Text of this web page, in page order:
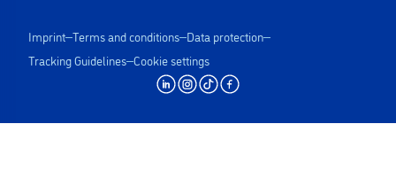
Imprint Terms and conditions Data protection
Tracking Guidelines Cookie settings